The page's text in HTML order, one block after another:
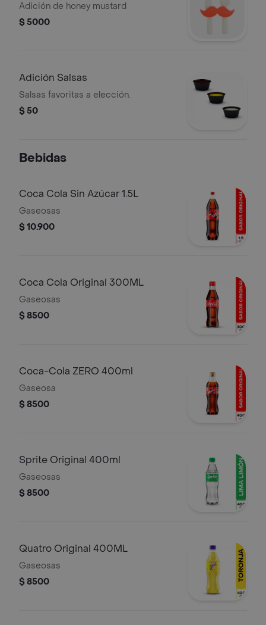
Adición de honey mustard
$ 5000
Adición Salsas
Salsas favoritas a elección.
$ 50
Bebidas
Coca Cola Sin Azúcar 1.5L
Gaseosas
$ 10.900
Coca Cola Original 300ML
Gaseosas
$ 8500
Coca-Cola ZERO 400ml
Gaseosa
$ 8500
Sprite Original 400ml
Gaseosas
$ 8500
Quatro Original 400ML
Gaseosas
$ 8500